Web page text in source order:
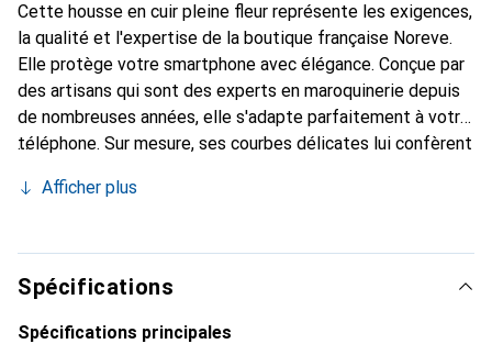
Cette housse en cuir pleine fleur représente les exigences,
la qualité et l'expertise de la boutique française Noreve.
Elle protège votre smartphone avec élégance. Conçue par
des artisans qui sont des experts en maroquinerie depuis
de nombreuses années, elle s'adapte parfaitement à votre
téléphone. Sur mesure, ses courbes délicates lui confèrent
chic et indispensable pour votre smartphone.
qualité, la marque Noreve est un choix sûr pour une
clientèle exigeante.
Afficher plus
Spécifications
Spécifications principales